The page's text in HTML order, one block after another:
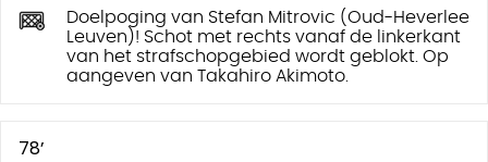
Doelpoging van Stefan Mitrovic (Oud-Heverlee
Leuven)! Schot met rechts vanaf de linkerkant
van het strafschopgebied wordt geblokt. Op
aangeven van Takahiro Akimoto.
78’